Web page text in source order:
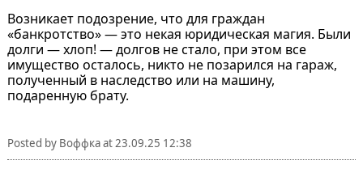
Возникает подозрение, что для граждан
«банкротство» — это некая юридическая магия. Были
долги — хлоп! — долгов не стало, при этом все
имущество осталось, никто не позарился на гараж,
полученный в наследство или на машину,
подаренную брату.
Posted by Воффкаat 23.09.25 12:38